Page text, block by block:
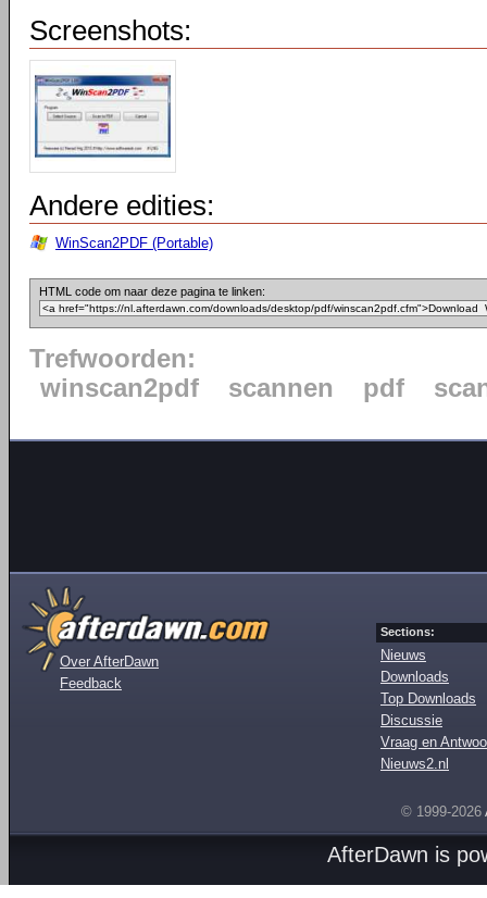
Screenshots:
Andere edities:
WinScan2PDF (Portable)
HTML code om naar deze pagina te linken:
Trefwoorden:
winscan2pdf
scannen pdf
Over AfterDawn
Feedback
Sections:
Nieuws
Downloads
Top Downloads
Discussie
Vraag en
Nieuws2.nl
© 1999-2026
AfterDawn is